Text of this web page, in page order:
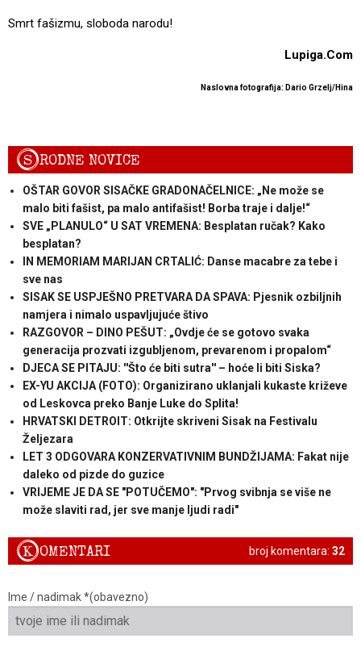
Smrt fašizmu, sloboda narodu!
Lupiga.Com
Naslovna fotografija: Dario Grzelj/Hina
SRODNE NOVICE
OŠTAR GOVOR SISAČKE GRADONAČELNICE: „Ne može se
malo biti fašist, pa malo antifašist! Borba traje i dalje!“
SVE „PLANULO“ U SAT VREMENA: Besplatan ručak? Kako
besplatan?
IN MEMORIAM MARIJAN CRTALIĆ: Danse macabre za tebe i
sve nas
SISAK SE USPJEŠNO PRETVARA DA SPAVA: Pjesnik ozbiljnih
namjera i nimalo uspavljujuće štivo
RAZGOVOR – DINO PEŠUT: „Ovdje će se gotovo svaka
generacija prozvati izgubljenom, prevarenom i propalom“
DJECA SE PITAJU: ''Što će biti sutra'' – hoće li biti Siska?
EX-YU AKCIJA (FOTO): Organizirano uklanjali kukaste križeve
od Leskovca preko Banje Luke do Splita!
HRVATSKI DETROIT: Otkrijte skriveni Sisak na Festivalu
Željezara
LET 3 ODGOVARA KONZERVATIVNIM BUNDŽIJAMA: Fakat nije
daleko od pizde do guzice
VRIJEME JE DA SE "POTUČEMO": "Prvog svibnja se više ne
može slaviti rad, jer sve manje ljudi radi"
broj komentara: 32
KOMENTARI
Ime / nadimak *(obavezno)